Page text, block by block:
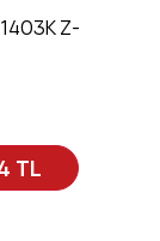
Z-
TL